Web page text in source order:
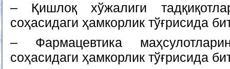
– Қишлоқ хўжалиги
соҳасидаги ҳамкорлик тўғрисида
– Фармацевтика
соҳасидаги ҳамкорлик тўғрисида